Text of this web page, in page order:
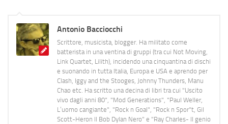
Antonio Bacciocchi
Scrittore, musicista, blogger. Ha militato come
batterista in una ventina di gruppi (tra cui Not Moving,
Link Quartet, Lilith), incidendo una cinquantina di dischi
e suonando in tutta Italia, Europa e USA e aprendo per
Clash, Iggy and the Stooges, Johnny Thunders, Manu
Chao etc. Ha scritto una decina di libri tra cui "Uscito
vivo dagli anni 80", "Mod Generations", "Paul Weller,
L’uomo cangiante", "Rock n Goal", "Rock n Spor"t, Gil
Scott-Heron Il Bob Dylan Nero" e "Ray Charles- Il genio